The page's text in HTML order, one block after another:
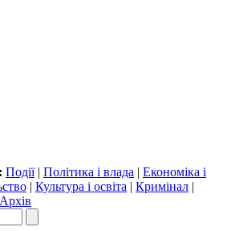
Події| Політика і влада | Економіка і
| Культура і освіта | Кримінал |
Архів